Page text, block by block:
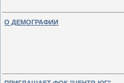
О ДЕМОГРАФИИ